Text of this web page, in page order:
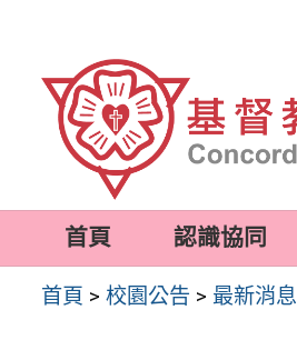
容
首頁 認識協同
首頁 >校園公告 > 最新消息